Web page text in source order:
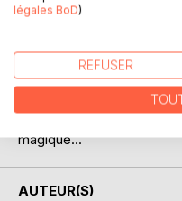
lecteur à une initiation au
emblématiques, ses
aventures, Emil prend
d'autres cultures et
magique...
AUTEUR(S)
légales BoD)
REFUSER